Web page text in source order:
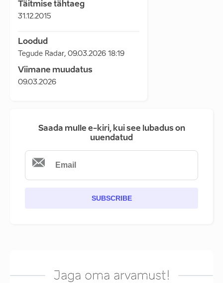
Täitmise tähtaeg
31.12.2015
Loodud
Tegude Radar, 09.03.2026 18:19
Viimane muudatus
09.03.2026
Saada mulle e-kiri, kui see lubadus on
uuendatud
SUBSCRIBE
Jaga oma arvamust!